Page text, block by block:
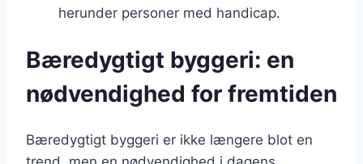
herunder personer med handicap.
Bæredygtigt byggeri: en
nødvendighed for fremtiden
Bæredygtigt byggeri er ikke længere blot en